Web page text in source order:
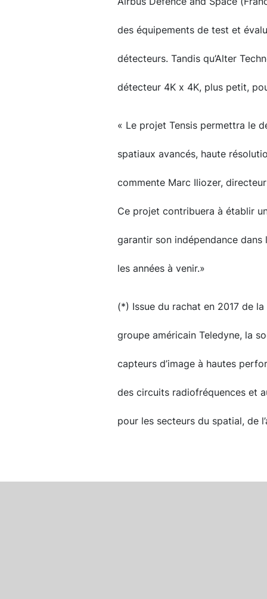
des équipements de test et
détecteurs. Tandis qu’Alter
détecteur 4K x 4K, plus petit,
« Le projet Tensis permettra le
spatiaux avancés, haute
commente Marc Iliozer,
Ce projet contribuera à établir
garantir son indépendance
les années à venir.»
(*) Issue du rachat en 2017 de
groupe américain Teledyne, la
capteurs d’image à hautes
des circuits radiofréquences et
pour les secteurs du spatial, de